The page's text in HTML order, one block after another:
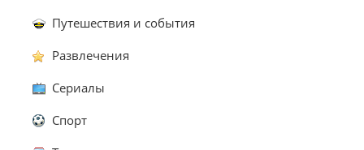
Путешествия и события
Развлечения
Сериалы
Спорт